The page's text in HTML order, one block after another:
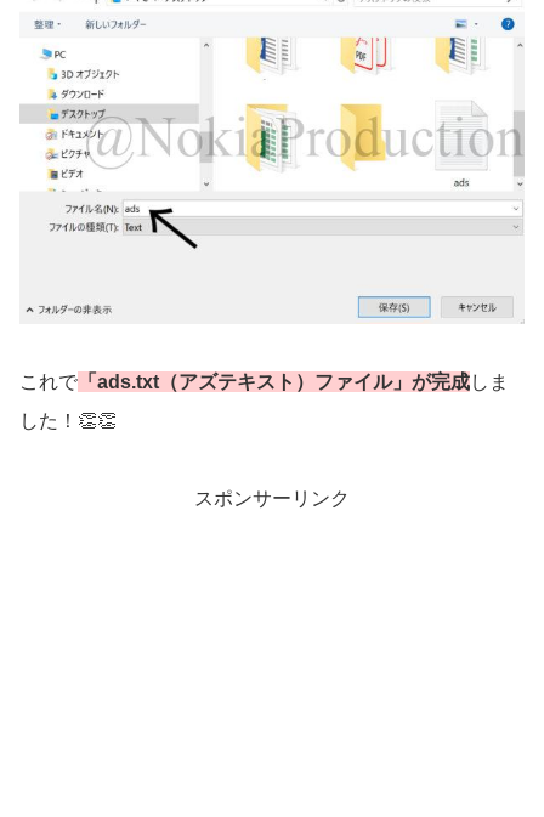
これで 「ads.txt（アズテキスト）ファイル」が完成しま
した！👏👏
スポンサーリンク